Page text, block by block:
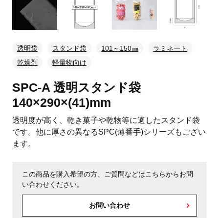
透明袋 スタンド袋 101～150㎜
ラミネート
乾燥剤
軽量物向け
SPC-A 透明スタンド袋
140×290×(41)mm
透明度が高く、乾き菓子や乾物等に適したスタンド袋
です。他に厚さの異なるSPC(薄番手)シリーズもござい
ます。
この商品を購入希望の方、ご質問などはこちらからお問
い合わせください。
お問い合わせ